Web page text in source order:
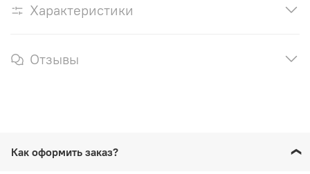
Характеристики
Отзывы
Как оформить заказ?